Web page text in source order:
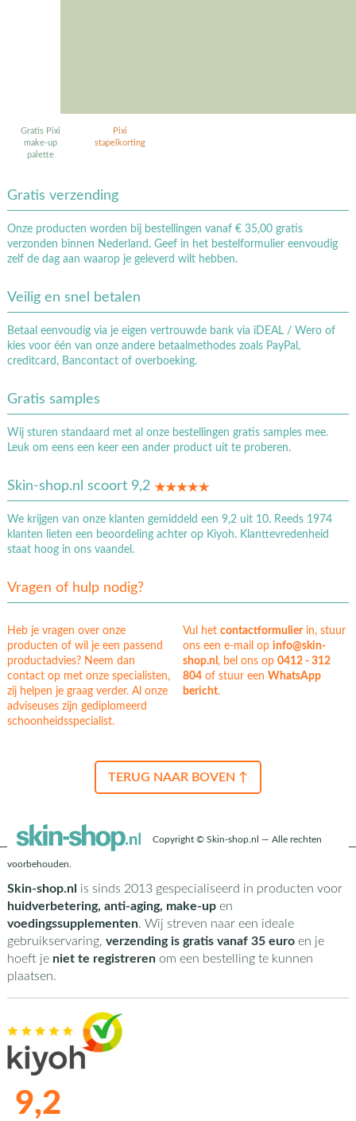
Gratis Pixi
make-up
palette
Pixi
stapelkorting
Gratis verzending
Onze producten worden bij bestellingen vanaf € 35,00 gratis
verzonden binnen Nederland. Geef in het bestelformulier eenvoudig
zelf de dag aan waarop je geleverd wilt hebben.
Veilig en snel betalen
Betaal eenvoudig via je eigen vertrouwde bank via iDEAL / Wero of
kies voor één van onze andere betaalmethodes zoals PayPal,
creditcard, Bancontact of overboeking.
Gratis samples
Wij sturen standaard met al onze bestellingen gratis samples mee.
Leuk om eens een keer een ander product uit te proberen.
Skin-shop.nl scoort 9,2
We krijgen van onze klanten gemiddeld een 9,2 uit 10. Reeds 1974
klanten lieten een beoordeling achter op Kiyoh. Klanttevredenheid
staat hoog in ons vaandel.
Vragen of hulp nodig?
Heb je vragen over onze
producten of wil je een passend
productadvies? Neem dan
contact op met onze specialisten,
zij helpen je graag verder. Al onze
adviseuses zijn gediplomeerd
schoonheidsspecialist.
Vul hetcontactformulierin, stuur
ons een e-mail opinfo@skin-
shop.nl, bel ons op0412 - 312
804 of stuur eenWhatsApp
bericht.
TERUG NAAR BOVEN ↑
Copyright © Skin-shop.nl — Alle rechten
voorbehouden.
Skin-shop.nl is sinds 2013 gespecialiseerd in producten voor
huidverbetering, anti-aging, make-upen
voedingssupplementen. Wij streven naar een ideale
gebruikservaring, verzending is gratis vanaf 35 euroen je
hoeft je niet te registrerenom een bestelling te kunnen
plaatsen.
9,2